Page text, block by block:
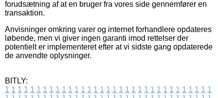
forudsætning af at en bruger fra vores side gennemfører en
transaktion.
Anvisninger omkring varer og internet forhandlere opdateres
løbende, men vi giver ingen garanti imod rettelser der
potentielt er implementeret efter at vi sidste gang opdaterede
de anvendte oplysninger.
BITLY:
1 1 1 1 1 1 1 1 1 1 1 1 1 1 1 1 1 1 1 1 1 1 1 1 1 1 1 1 1 1 1 1 1